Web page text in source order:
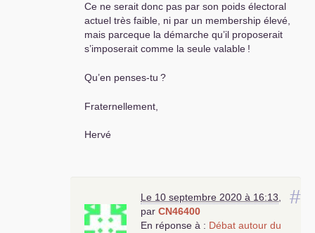
Ce ne serait donc pas par son poids électoral
actuel très faible, ni par un membership élevé,
mais parceque la démarche qu’il proposerait
s’imposerait comme la seule valable !
Qu’en penses-tu ?
Fraternellement,
Hervé
#
Le 10 septembre 2020 à 16:13,
par CN46400
En réponse à : Débat autour du